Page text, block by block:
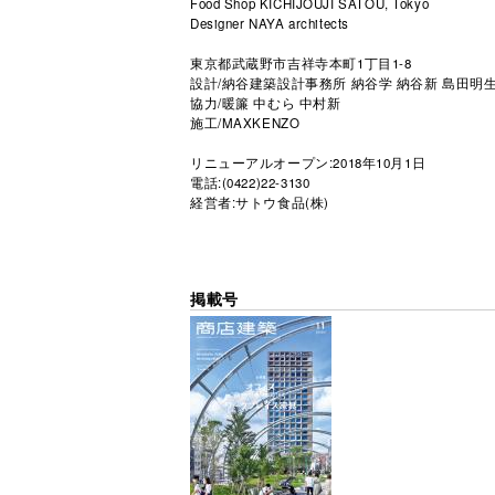
Designer NAYA architects
東京都武蔵野市吉祥寺本町1丁目1-8
設計/納谷建築設計事務所 納谷学 納谷新 島田明
協力/暖簾 中むら 中村新
施工/MAXKENZO
リニューアルオープン:2018年10月1日
電話:(0422)22-3130
経営者:サトウ食品(株)
掲載号